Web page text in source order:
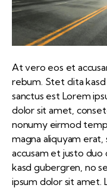
At vero eos et
rebum. Stet clita
sanctus est Lorem
dolor sit amet,
nonumy eirmod
magna aliquyam
accusam et justo
kasd gubergren, no
ipsum dolor sit amet.